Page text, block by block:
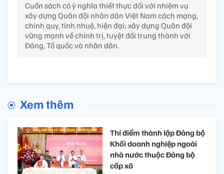
Cuốn sách có ý nghĩa thiết thực đối với nhiệm vụ
xây dựng Quân đội nhân dân Việt Nam cách mạng,
chính quy, tinh nhuệ, hiện đại; xây dựng Quân đội
vững mạnh về chính trị, tuyệt đối trung thành với
Đảng, Tổ quốc và nhân dân.
Xem thêm
Thí điểm thành lập Đảng bộ
Khối doanh nghiệp ngoài
nhà nước thuộc Đảng bộ
cấp xã